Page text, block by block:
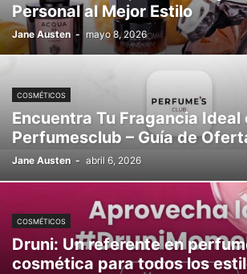
Personal al Mejor Estilo
Jane Austen - mayo 8, 2026
COSMÉTICOS
Encuentra Tu Fragancia Ideal
Perfumesclub – Guía de
Jane Austen - abril 6, 2026
COSMÉTICOS
Druni: Un referente en
cosmética para todos los